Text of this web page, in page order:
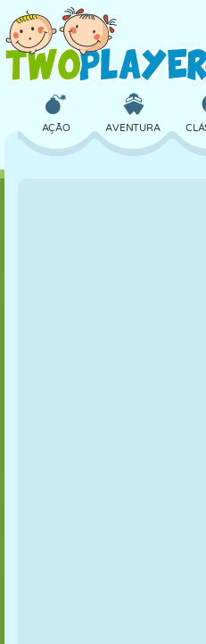
AÇÃO AVENTURA